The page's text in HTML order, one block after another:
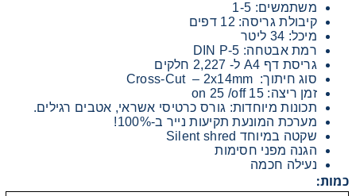
משתמשים: 1-5
קיבולת גריסה: 12 דפים
מיכל: 34 ליטר
רמת אבטחה: DIN P-5
גריסת דף A4 ל- 2,227 חלקים
סוג חיתוך: Cross-Cut – 2x14mm
זמן ריצה: 15 on 25 /off
תכונות מיוחדות: גורס כרטיסי אשראי, אטבים רגילים.
מערכת המונעת תקיעות נייר ב-100%!
שקטה במיוחד Silent shred
הגנה מפני חסימות
נעילה חכמה
כמות:
מעונין לקבל הצעת מחיר או מידע עבור:
מדפסות משולבות למשרד
מדפסות דיגיטאליות תעשייתיות
מכונות הדפסה בפורמט רחב
פתרונות הדפסה